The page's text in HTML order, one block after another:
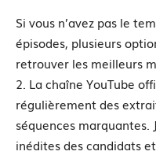
Si vous n’avez pas le
épisodes, plusieurs
retrouver les meilleurs
2. La chaîne YouTube
régulièrement des
séquences marquantes.
inédites des candidats